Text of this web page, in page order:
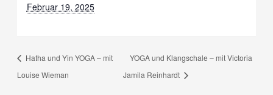
Februar 19, 2025
Hatha und Yin YOGA – mit
Louise Wieman
YOGA und Klangschale – mit Victoria
Jamila Reinhardt